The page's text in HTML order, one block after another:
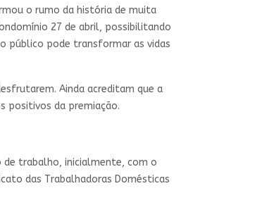
o rumo da história de muita
27 de abril, possibilitando
público pode transformar as vidas
Ainda acreditam que a
positivos da premiação.
de trabalho, inicialmente, com o
das Trabalhadoras Domésticas